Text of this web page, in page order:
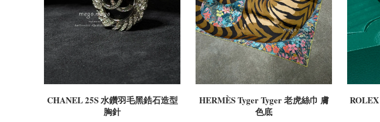
CHANEL 25S 水鑽羽毛黑鋯石造型
胸針
HERMÈS Tyger Tyger 老虎絲巾 膚
色底